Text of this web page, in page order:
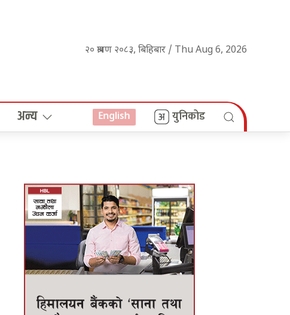
२० श्रावण २०८३, बिहिबार / Thu Aug 6, 2026
अन्य English युनिकोड